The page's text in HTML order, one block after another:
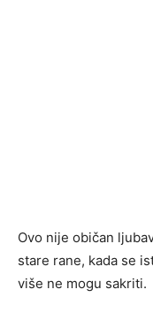
Ovo nije običan
stare rane, kada se
više ne mogu sakriti.